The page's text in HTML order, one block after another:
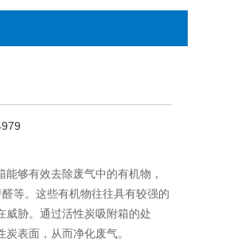
够有效去除废气中的有机物，
等。这些有机物往往具有较强的
威胁。通过活性炭吸附箱的处
表面，从而净化废气。